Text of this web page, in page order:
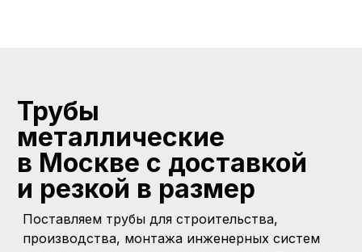
Поставляем трубы для строительства,
производства, монтажа инженерных систем
Трубы
металлические
в Москве с доставкой
и резкой в размер